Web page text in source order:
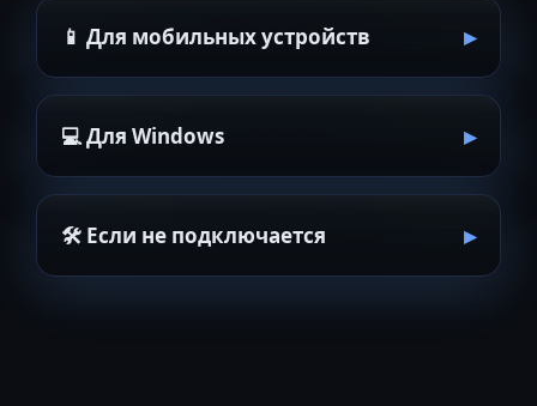
📱 Для мобильных устройств
💻 Для Windows
🛠 Если не подключается